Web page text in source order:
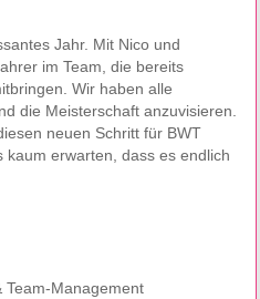
Jahr. Mit Nico und
im Team, die bereits
Wir haben alle
die Meisterschaft anzuvisieren.
neuen Schritt für BWT
erwarten, dass es endlich
Team-Management